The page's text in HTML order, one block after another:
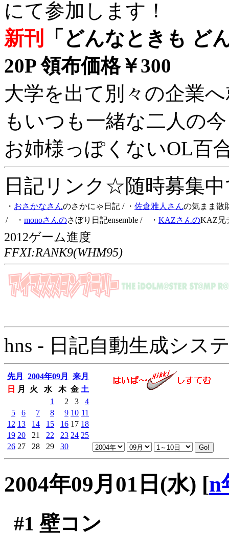
にて参加します！
新刊
「どんなときも ど
20P 領布価格￥300
大学を出て別々の企業
もいつも一緒な二人の
お姉様っぽくないOL百
日記リンク☆随時募集
・ おさかなさんのさかにゃ日記 / ・ 佐倉雅人さんの気まま散
/ ・ monoさんのさぼり日記ensemble / ・ KAZさんのKAZ兄
2012ゲーム進度
FFXI:RANK9(WHM95)
hns - 日記自動生成シス
先月 2004年09月
来月
日
月 火 水 木 金 土
1
2 3
4
5
6 7 8 9 10 11
12 13 14 15 16 17 18
19 20 21 22 23 24 25
26 27 28 29 30
2004年09月01日(水) [n
#1 壁コン